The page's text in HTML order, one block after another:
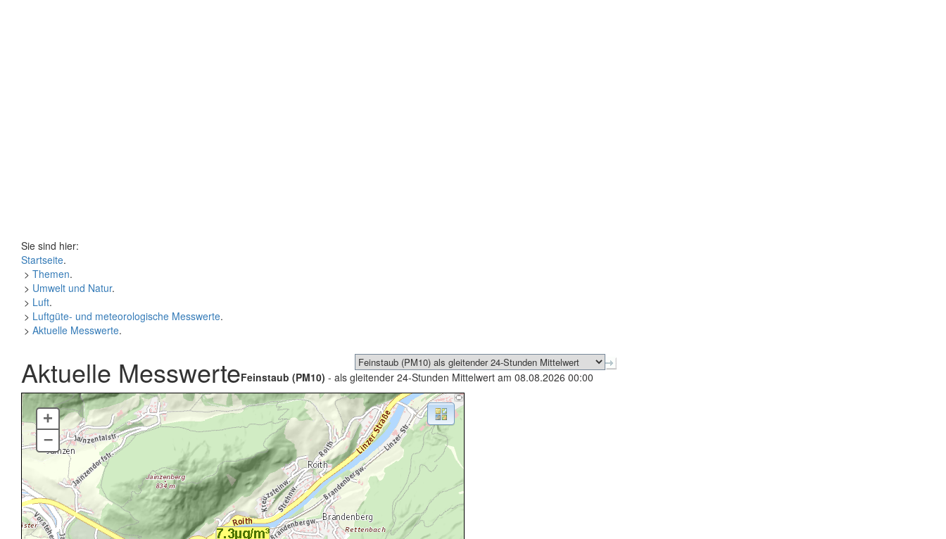
Sie sind hier:
Startseite.
> Themen.
> Umwelt und Natur.
> Luft.
> Luftgüte- und meteorologische Messwerte.
> Aktuelle Messwerte.
Aktuelle MesswerteFeinstaub (PM10) - als gleitender 24-Stunden Mittelwert am 08.08.2026 00:00
+
–